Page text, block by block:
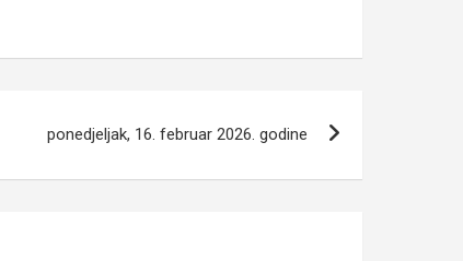
ponedjeljak, 16. februar 2026. godine